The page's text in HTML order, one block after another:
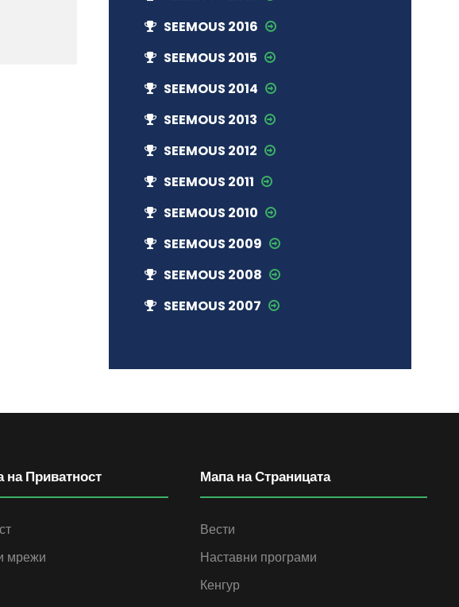
SEEMOUS 2016
SEEMOUS 2015
SEEMOUS 2014
SEEMOUS 2013
SEEMOUS 2012
SEEMOUS 2011
SEEMOUS 2010
SEEMOUS 2009
SEEMOUS 2008
SEEMOUS 2007
на Приватност
мрежи
Мапа на Страницата
Вести
Наставни програми
Кенгур